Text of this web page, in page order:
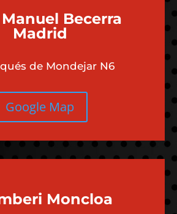
Becerra
Madrid
de Mondejar N6
Google Map
Moncloa